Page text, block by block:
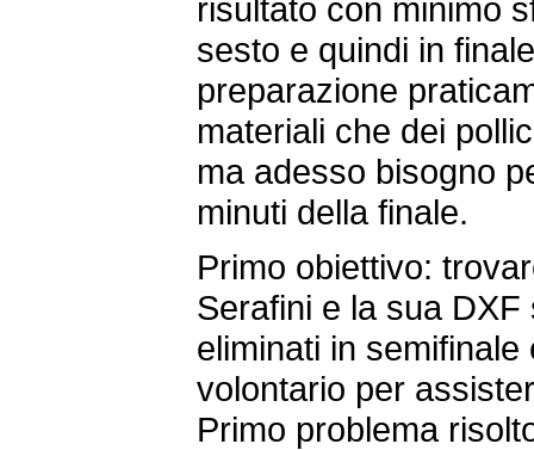
risultato con minimo
sesto e quindi in
preparazione
materiali che dei
ma adesso bisogno
minuti della finale.
Primo obiettivo:
Serafini e la sua
eliminati in
volontario per
Primo problema